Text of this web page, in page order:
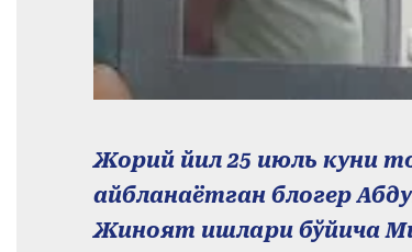
Жорий йил 25 июль куни
айбланаётган блогер
Жиноят ишлари бўйича